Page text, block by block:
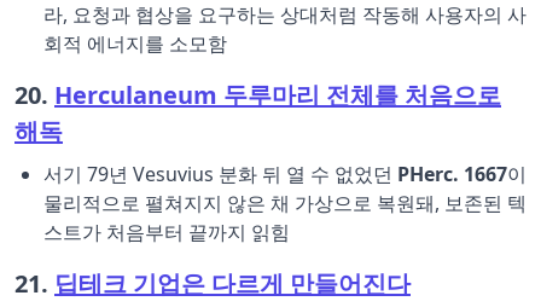
라, 요청과 협상을 요구하는 상대처럼 작동해 사용자의 사
회적 에너지를 소모함
20. Herculaneum 두루마리 전체를 처음으로
해독
서기 79년 Vesuvius 분화 뒤 열 수 없었던 PHerc. 1667이
물리적으로 펼쳐지지 않은 채 가상으로 복원돼, 보존된 텍
스트가 처음부터 끝까지 읽힘
21. 딥테크 기업은 다르게 만들어진다